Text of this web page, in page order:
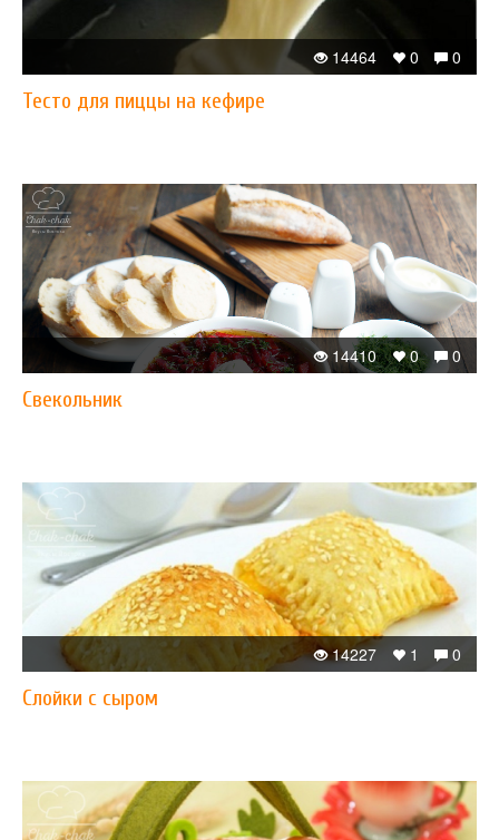
0
0
14464
Тесто для пиццы на кефире
0
0
14410
Свекольник
0
1
14227
Слойки с сыром